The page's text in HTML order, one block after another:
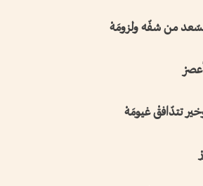
شفّه ولزومَهْ
غيومَهْ